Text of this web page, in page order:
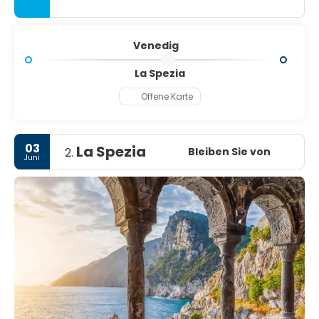
Bootsfahrt nach Murano, berühmt für seine
Glasbläsermeistern bei der Arbeit zusehen können. Weiter
geht es nach Burano, einem Paradies für Fotografen mit
seinen farbenfrohen Häusern und Spitzenwerkstätten,
und dann nach Torcello, einer friedlichen Insel mit alten
Kirchen und einer seltenen Ruhe. Ob Sie nun wegen der
lange nach Ihrer Abreise nachwirkt.
Venedig
La Spezia
Offene Karte
03
Juni 2. La Spezia Bleiben Sie von